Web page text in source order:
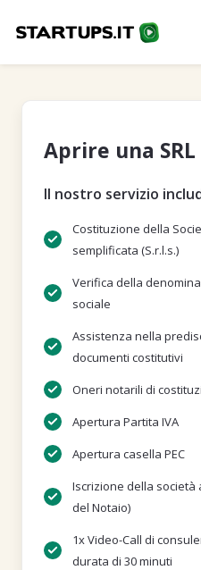
Aprire una
Il nostro servizio
Costituzione della
semplificata (S.r.l.s.)
Verifica della
sociale
Assistenza nella
documenti costitutivi
Oneri notarili di
Apertura Partita IVA
Apertura casella PEC
Iscrizione della società
del Notaio)
1x Video-Call di
durata di 30 minuti